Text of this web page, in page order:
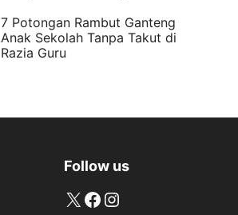
7 Potongan Rambut Ganteng
Anak Sekolah Tanpa Takut di
Razia Guru
Follow us
X Facebook
Instagram